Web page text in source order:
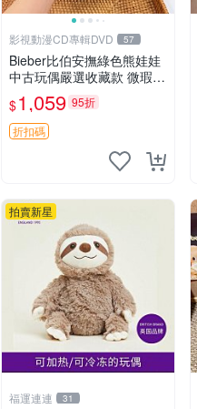
影視動漫CD專輯DVD 57
Bieber比伯安撫綠色熊娃娃
中古玩偶嚴選收藏款 微瑕輕
度使用 Bieber綠熊娃娃 中
古玩偶 微瑕
$1,059 95折
折扣碼
拍賣新星
福運連連 31